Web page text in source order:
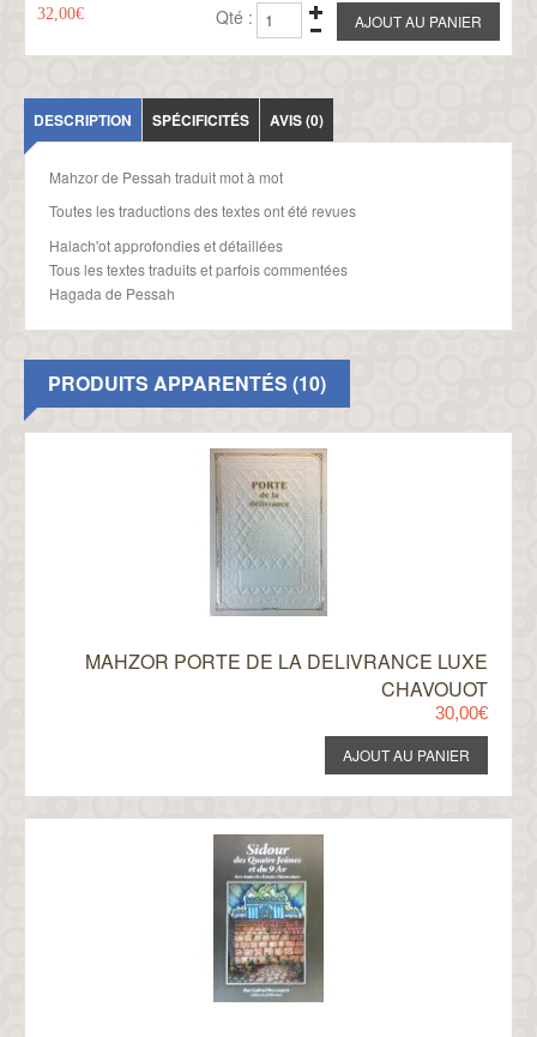
32,00€ Qté :
DESCRIPTION SPÉCIFICITÉS AVIS (0)
Mahzor de Pessah traduit mot à mot
Toutes les traductions des textes ont été revues
Halach'ot approfondies et détaillées
Tous les textes traduits et parfois commentées
Hagada de Pessah
PRODUITS APPARENTÉS (10)
MAHZOR PORTE DE LA DELIVRANCE LUXE
CHAVOUOT
30,00€